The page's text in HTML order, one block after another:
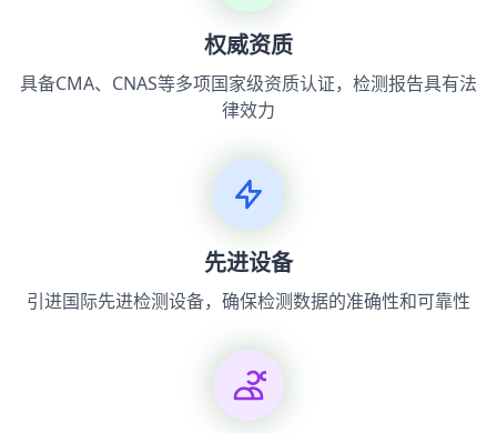
权威资质
具备CMA、CNAS等多项国家级资质认证，检测报告具有法
律效力
先进设备
引进国际先进检测设备，确保检测数据的准确性和可靠性